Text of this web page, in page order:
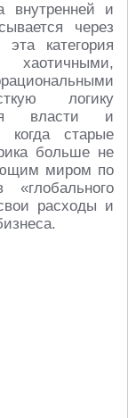
и
через
категория
логику
власти и
когда старые
больше не
миром по
расходы и